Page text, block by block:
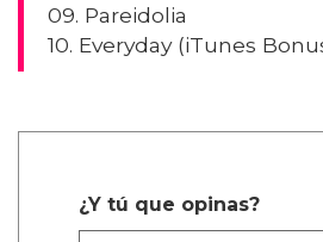
09. Pareidolia
10. Everyday (iTunes
¿Y tú que opinas?